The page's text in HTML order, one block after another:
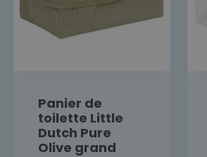
Panier de
toilette Little
Dutch Pure
Olive grand